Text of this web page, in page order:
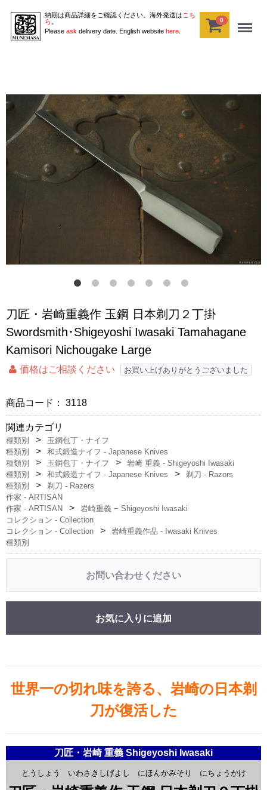
納期は商品詳細をご確認ください。海外発送は こち
ら 。
Please ask delivery date. English website here
0 Menu
刀匠・岩崎重義作 玉鋼 日本剃刀２丁掛
Swordsmith･Shigeyoshi Iwasaki Tamahagane
Kamisori Nichougake Large
価格はご相談ください お買い上げありがとうございました
商品コード： 3118
関連カテゴリ
種類別
玉鋼包丁・ナイフ
種類別
和式鍛造ナイフ - Japanese Knives
種類別
玉鋼包丁・ナイフ
岩崎 重義 - Shigeyoshi Iwasaki
種類別
和式鍛造ナイフ - Japanese Knives
剃刀 - Razors
種類別
剃刀 - Razers
作家 - ARTISAN
作家 - ARTISAN
岩崎重義 − Shigeyoshi Iwasaki
コレクション - Collection
コレクション - Collection
岩崎重義作品 - Iwasaki Knives
種類別
お問い合わせください
お気に入りに追加
世界一の切れ味を誇る、岩崎の日本剃
刀が復活した
刀匠・岩崎 重義 Shigeyoshi Iwasaki
とうしょう いわさきしげよし にほんかみそり にちょうがけ